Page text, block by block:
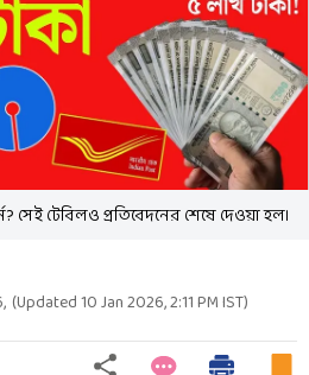
সেই টেবিলও প্রতিবেদনের শেষে দেওয়া হল।
, (Updated10 Jan 2026, 2:11 PMIST)